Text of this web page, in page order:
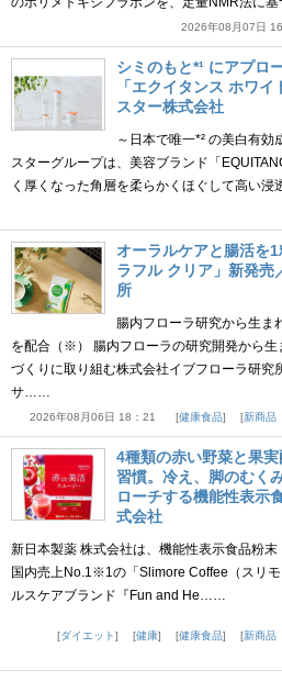
2026年08月07日
シミのもと*¹ にアプロ
「エクイタンス ホワ
スター株式会社
～日本で唯一*² の美白有
スターグループは、美容ブランド「
く厚くなった角層を柔らかくほぐして高い
オーラルケアと腸活を
ラフル クリア」新発売
所
腸内フローラ研究から生ま
を配合（※） 腸内フローラの研究開発から
づくりに取り組む株式会社イブフローラ研究
サ……
2026年08月06日 18：21 健康食品 新商品
4種類の赤い野菜と果
習慣。冷え、脚のむく
ローチする機能性表示
式会社
新日本製薬 株式会社は、機能性表示食品粉
国内売上No.1※1の「Slimore Coffee（スリ
ルスケアブランド『Fun and He……
ダイエット
健康 健康食品 新商品